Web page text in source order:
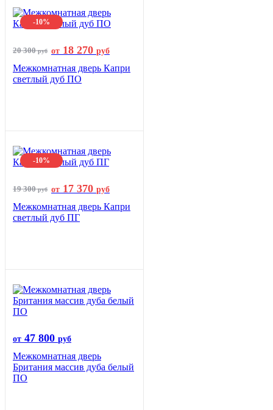
-10%
20 300руб от 18 270 руб
Межкомнатная дверь Капри
светлый дуб ПО
-10%
19 300руб от 17 370 руб
Межкомнатная дверь Капри
светлый дуб ПГ
от 47 800 руб
Межкомнатная дверь
Британия массив дуба белый
ПО